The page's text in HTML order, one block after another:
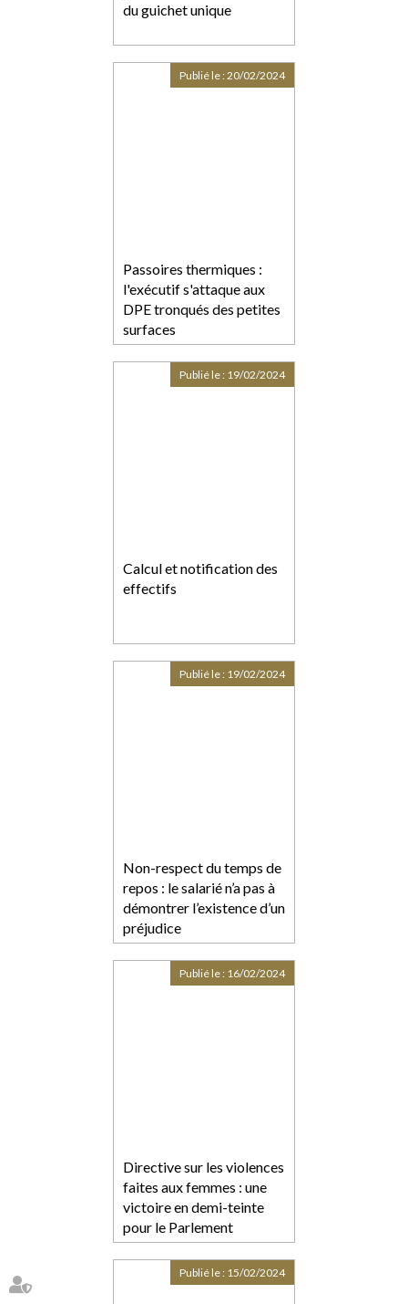
du guichet unique
Passoires thermiques :
l'exécutif s'attaque aux
DPE tronqués des petites
surfaces
Publié le :20/02/2024
Calcul et notification des
effectifs
Publié le : 19/02/2024
Non-respect du temps de
repos : le salarié n’a pas à
démontrer l’existence d’un
préjudice
Publié le : 19/02/2024
Directive sur les violences
faites aux femmes : une
victoire en demi-teinte
pour le Parlement
européen -
Touteleurope.eu
Publié le : 16/02/2024
Publié le : 15/02/2024